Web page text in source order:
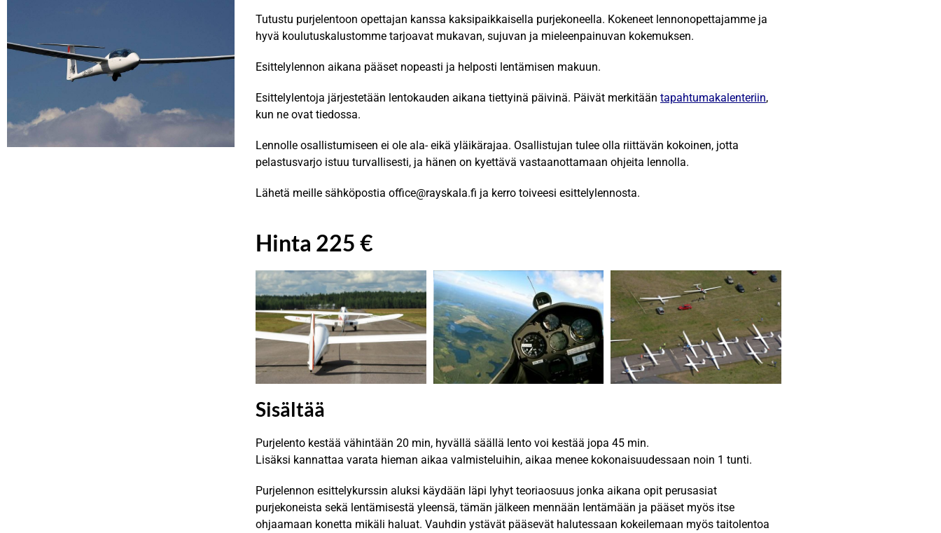
Tutustu purjelentoon opettajan kanssa kaksipaikkaisella purjekoneella. Kokeneet lennonopettajamme ja
hyvä koulutuskalustomme tarjoavat mukavan, sujuvan ja mieleenpainuvan kokemuksen.
Esittelylennon aikana pääset nopeasti ja helposti lentämisen makuun.
Esittelylentoja järjestetään lentokauden aikana tiettyinä päivinä. Päivät merkitään tapahtumakalenteriin,
kun ne ovat tiedossa.
Lennolle osallistumiseen ei ole ala- eikä yläikärajaa. Osallistujan tulee olla riittävän kokoinen, jotta
pelastusvarjo istuu turvallisesti, ja hänen on kyettävä vastaanottamaan ohjeita lennolla.
Lähetä meille sähköpostia office@rayskala.fi ja kerro toiveesi esittelylennosta.
Hinta 225 €
Sisältää
Purjelento kestää vähintään 20 min, hyvällä säällä lento voi kestää jopa 45 min.
Lisäksi kannattaa varata hieman aikaa valmisteluihin, aikaa menee kokonaisuudessaan noin 1 tunti.
Purjelennon esittelykurssin aluksi käydään läpi lyhyt teoriaosuus jonka aikana opit perusasiat
purjekoneista sekä lentämisestä yleensä, tämän jälkeen mennään lentämään ja pääset myös itse
ohjaamaan konetta mikäli haluat. Vauhdin ystävät pääsevät halutessaan kokeilemaan myös taitolentoa